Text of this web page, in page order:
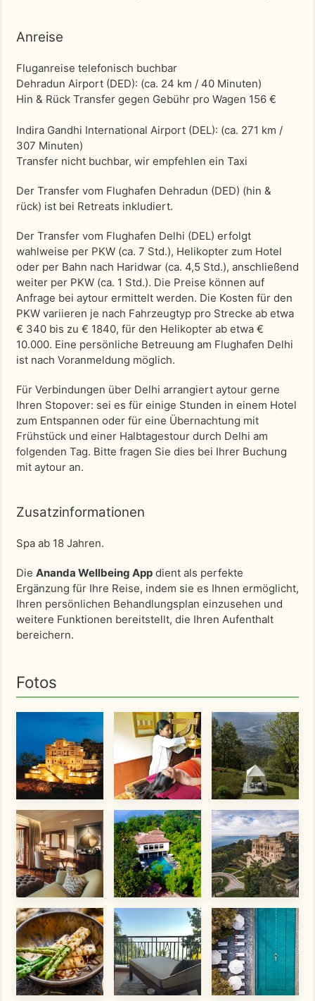
Anreise
Fluganreise telefonisch buchbar
Dehradun Airport (DED): (ca. 24 km / 40 Minuten)
Hin & Rück Transfer gegen Gebühr pro Wagen 156 €
Indira Gandhi International Airport (DEL): (ca. 271 km /
307 Minuten)
Transfer nicht buchbar, wir empfehlen ein Taxi
Der Transfer vom Flughafen Dehradun (DED) (hin &
rück) ist bei Retreats inkludiert.
Der Transfer vom Flughafen Delhi (DEL) erfolgt
wahlweise per PKW (ca. 7 Std.), Helikopter zum Hotel
oder per Bahn nach Haridwar (ca. 4,5 Std.), anschließend
weiter per PKW (ca. 1 Std.). Die Preise können auf
Anfrage bei aytour ermittelt werden. Die Kosten für den
PKW variieren je nach Fahrzeugtyp pro Strecke ab etwa
€ 340 bis zu € 1840, für den Helikopter ab etwa €
10.000. Eine persönliche Betreuung am Flughafen Delhi
ist nach Voranmeldung möglich.
Für Verbindungen über Delhi arrangiert aytour gerne
Ihren Stopover: sei es für einige Stunden in einem Hotel
zum Entspannen oder für eine Übernachtung mit
Frühstück und einer Halbtagestour durch Delhi am
folgenden Tag. Bitte fragen Sie dies bei Ihrer Buchung
mit aytour an.
Zusatzinformationen
Spa ab 18 Jahren.
Die Ananda Wellbeing App dient als perfekte
Ergänzung für Ihre Reise, indem sie es Ihnen ermöglicht,
Ihren persönlichen Behandlungsplan einzusehen und
weitere Funktionen bereitstellt, die Ihren Aufenthalt
bereichern.
Fotos